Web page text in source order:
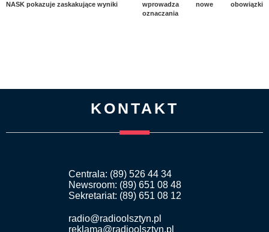
NASK pokazuje zaskakujące wyniki
wprowadza nowe obowiązki
oznaczania
KONTAKT
Centrala: (89) 526 44 34
Newsroom: (89) 651 08 48
Sekretariat: (89) 651 08 12
radio@radioolsztyn.pl
reklama@radioolsztyn.pl